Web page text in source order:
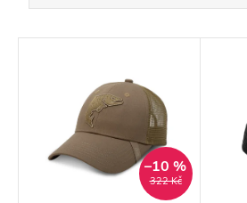
a
z
Nejdražší
Abecedně
322 Kč
–10 %